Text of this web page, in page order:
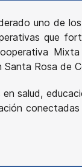
uno de
que
Rosa de
salud,